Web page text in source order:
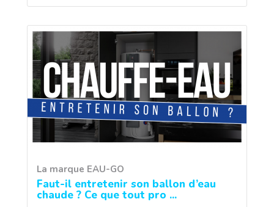
La marque EAU-GO
Faut-il entretenir son ballon d’eau
chaude ? Ce que tout pro ...